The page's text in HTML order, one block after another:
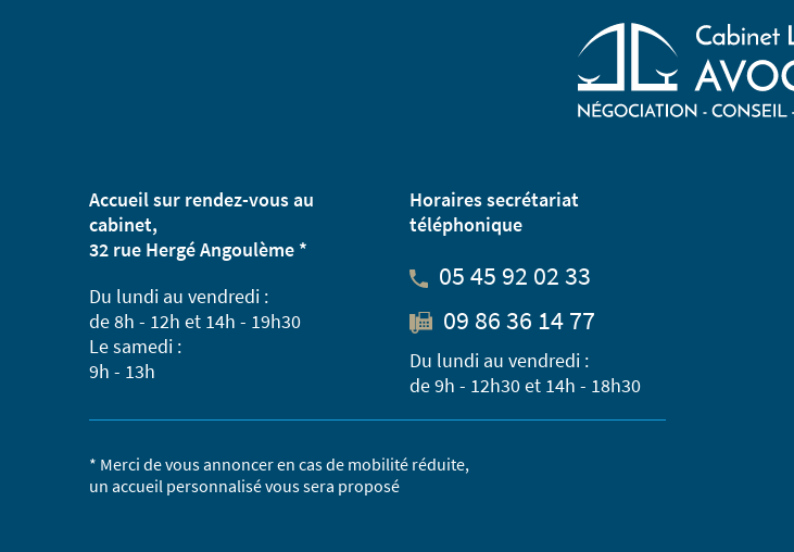
Accueil sur rendez-vous au
cabinet,
32 rue Hergé Angoulème *
Du lundi au vendredi :
de 8h - 12h et 14h - 19h30
Le samedi :
9h - 13h
Horaires secrétariat
téléphonique
05 45 92 02 33
09 86 36 14 77
Du lundi au vendredi :
de 9h - 12h30 et 14h - 18h30
* Merci de vous annoncer en cas de mobilité réduite,
un accueil personnalisé vous sera proposé